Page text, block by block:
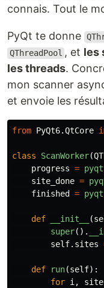
connais. Tout le
PyQt te donne
QThreadPool , et les
les threads.
mon scanner
et envoie les
from PyQt6.QtCore
class ScanWorker(
progress =
site_done =
finished
=
def __init__ (
super().
self. sites
def run(self):
for i, site